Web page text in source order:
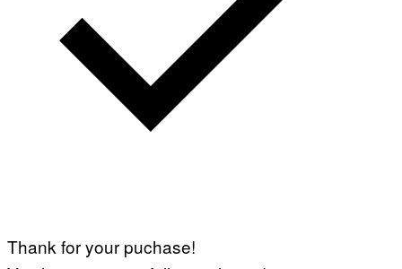
Thank for your puchase!